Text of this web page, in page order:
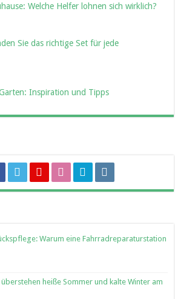
Welche Helfer lohnen sich wirklich?
Sie das richtige Set für jede
Inspiration und Tipps
Warum eine Fahrradreparaturstation
heiße Sommer und kalte Winter am